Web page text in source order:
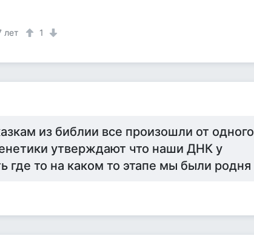
лет 1
из библии все произошли от одного
утверждают что наши ДНК у
где то на каком то этапе мы были родня